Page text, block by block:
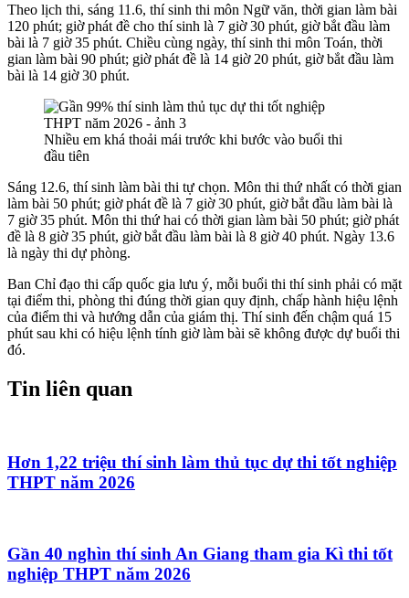
Theo lịch thi, sáng 11.6, thí sinh thi môn Ngữ văn, thời gian làm bài
120 phút; giờ phát đề cho thí sinh là 7 giờ 30 phút, giờ bắt đầu làm
bài là 7 giờ 35 phút. Chiều cùng ngày, thí sinh thi môn Toán, thời
gian làm bài 90 phút; giờ phát đề là 14 giờ 20 phút, giờ bắt đầu làm
bài là 14 giờ 30 phút.
Nhiều em khá thoải mái trước khi bước vào buổi thi
đầu tiên
Sáng 12.6, thí sinh làm bài thi tự chọn. Môn thi thứ nhất có thời gian
làm bài 50 phút; giờ phát đề là 7 giờ 30 phút, giờ bắt đầu làm bài là
7 giờ 35 phút. Môn thi thứ hai có thời gian làm bài 50 phút; giờ phát
đề là 8 giờ 35 phút, giờ bắt đầu làm bài là 8 giờ 40 phút. Ngày 13.6
là ngày thi dự phòng.
Ban Chỉ đạo thi cấp quốc gia lưu ý, mỗi buổi thi thí sinh phải có mặt
tại điểm thi, phòng thi đúng thời gian quy định, chấp hành hiệu lệnh
của điểm thi và hướng dẫn của giám thị. Thí sinh đến chậm quá 15
phút sau khi có hiệu lệnh tính giờ làm bài sẽ không được dự buổi thi
đó.
Tin liên quan
Hơn 1,22 triệu thí sinh làm thủ tục dự thi tốt nghiệp
THPT năm 2026
Gần 40 nghìn thí sinh An Giang tham gia Kì thi tốt
nghiệp THPT năm 2026